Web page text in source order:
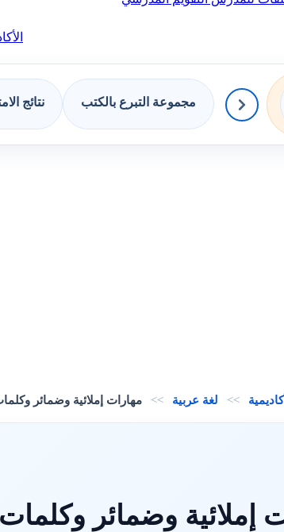
مجموعة التبرع بالكتب نتائج
>> لغة عربية >> مهارات إملائية وضمائر
إملائية وضمائر